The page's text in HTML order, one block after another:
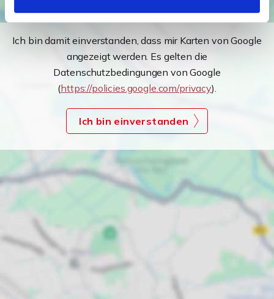
Ich bin damit einverstanden, dass mir Karten von Google
angezeigt werden. Es gelten die
Datenschutzbedingungen von Google
(https://policies.google.com/privacy).
Ich bin einverstanden